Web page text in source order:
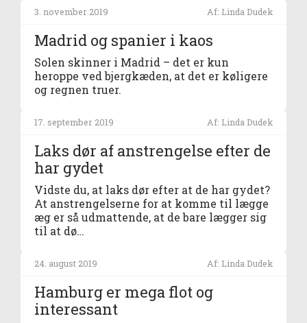
3. november 2019 Af: Linda Dudek
Madrid og spanier i kaos
Solen skinner i Madrid – det er kun
heroppe ved bjergkæden, at det er køligere
og regnen truer.
17. september 2019 Af: Linda Dudek
Laks dør af anstrengelse efter de
har gydet
Vidste du, at laks dør efter at de har gydet?
At anstrengelserne for at komme til lægge
æg er så udmattende, at de bare lægger sig
til at dø…
24. august 2019 Af: Linda Dudek
Hamburg er mega flot og
interessant